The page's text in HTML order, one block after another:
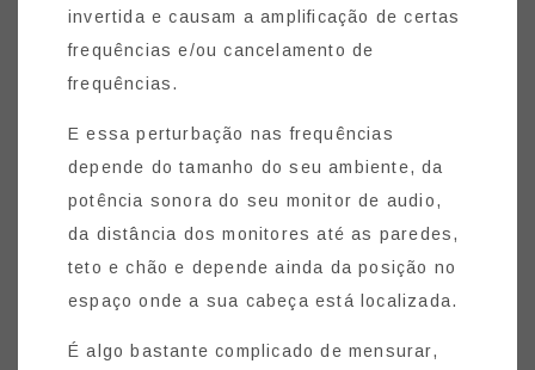
invertida e causam a amplificação de certas
frequências e/ou cancelamento de
frequências.
E essa perturbação nas frequências
depende do tamanho do seu ambiente, da
potência sonora do seu monitor de audio,
da distância dos monitores até as paredes,
teto e chão e depende ainda da posição no
espaço onde a sua cabeça está localizada.
É algo bastante complicado de mensurar,